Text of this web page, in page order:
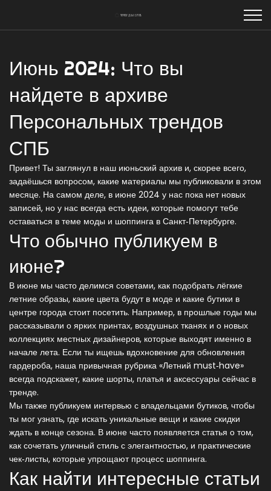
Июнь 2024: Что вы
найдете в архиве
Персональных трендов
СПБ
Привет! Ты заглянул в наш июньский архив и, скорее всего,
задаёшься вопросом, какие материалы мы публиковали в этом
месяце. На самом деле, в июне 2024 у нас пока нет новых
записей, но у нас всегда есть идеи, которые помогут тебе
оставаться в теме моды и шоппинга в Санкт‑Петербурге.
Что обычно публикуем в
июне?
В июне мы часто делимся советами, как подобрать лёгкие
летние образы, какие цвета будут в моде и какие бутики в
центре города стоит посетить. Например, в прошлые годы мы
рассказывали о ярких принтах, воздушных тканях и о новых
коллекциях местных дизайнеров, которые выходят именно в
начале лета. Если ты ищешь вдохновение для обновления
гардероба, наша привычная рубрика «Летний must‑have»
всегда подскажет, какие шорты, платья и аксессуары сейчас в
тренде.
Мы также публикуем интервью с владельцами бутиков, чтобы
ты мог узнать, где искать уникальные вещи и какие скидки
ждать в конце сезона. В июне часто появляется статья о том,
как сочетать уличный стиль с элегантностью, и практические
чек‑листы, которые упрощают процесс шоппинга.
Как найти интересные статьи